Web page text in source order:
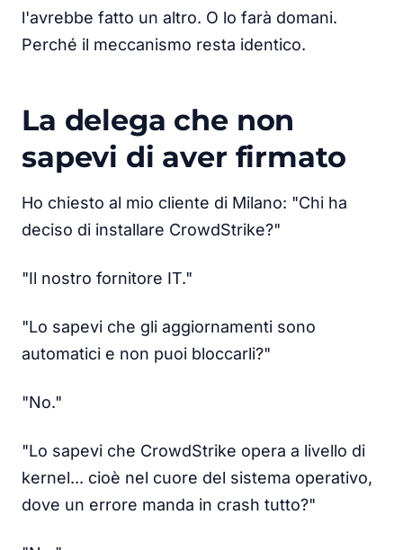
l'avrebbe fatto un altro. O lo farà domani.
Perché il meccanismo resta identico.
La delega che non
sapevi di aver firmato
Ho chiesto al mio cliente di Milano: "Chi ha
deciso di installare CrowdStrike?"
"Il nostro fornitore IT."
"Lo sapevi che gli aggiornamenti sono
automatici e non puoi bloccarli?"
"No."
"Lo sapevi che CrowdStrike opera a livello di
kernel... cioè nel cuore del sistema operativo,
dove un errore manda in crash tutto?"